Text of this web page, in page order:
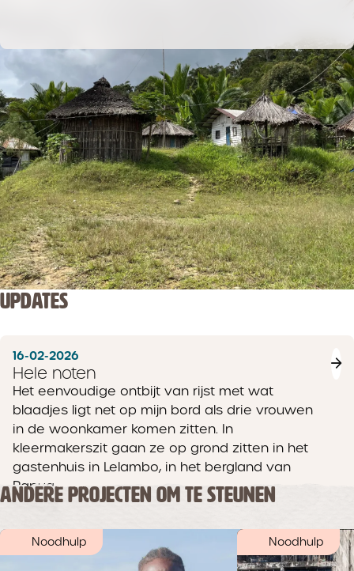
UPDATES
16-02-2026
Hele noten
Het eenvoudige ontbijt van rijst met wat
blaadjes ligt net op mijn bord als drie vrouwen
in de woonkamer komen zitten. In
kleermakerszit gaan ze op grond zitten in het
gastenhuis in Lelambo, in het bergland van
Papua .
ANDERE PROJECTEN OM TE STEUNEN
Noodhulp Noodhulp